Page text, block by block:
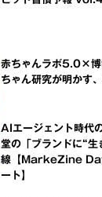
赤ちゃんラボ5.0×
ちゃん研究が明かす
AIエージェント時代
堂の「ブランドに“生
線【MarkeZine
ート】